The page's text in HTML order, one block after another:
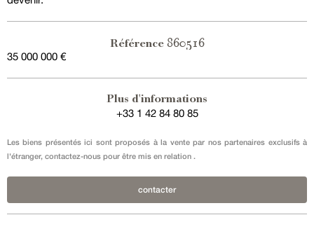
Référence 860516
35 000 000 €
Plus d'informations
+33 1 42 84 80 85
Les biens présentés ici sont proposés à la vente par nos partenaires exclusifs à
l'étranger, contactez-nous pour être mis en relation .
contacter